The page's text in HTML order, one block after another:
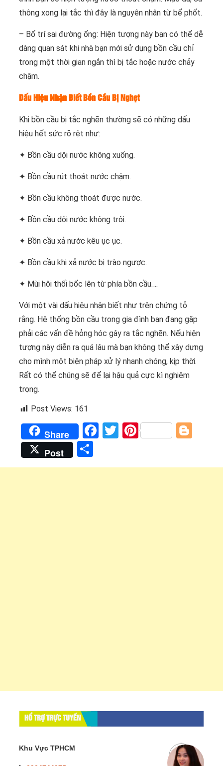
thông xong lại tắc thì đây là nguyên nhân từ bể phốt.
– Bố trí sai đường ống: Hiện tượng này bạn có thể dễ
dàng quan sát khi nhà bạn mới sử dụng bồn cầu chỉ
trong một thời gian ngắn thì bị tắc hoặc nước chảy
chậm.
Dấu Hiệu Nhận Biết Bồn Cầu Bị Nghẹt
Khi bồn cầu bị tắc nghẽn thường sẽ có những dấu
hiệu hết sức rõ rệt như:
✦ Bồn cầu dội nước không xuống.
✦ Bồn cầu rút thoát nước chậm.
✦ Bồn cầu không thoát được nước.
✦ Bồn cầu dội nước không trôi.
✦ Bồn cầu xả nước kêu ục ục.
✦ Bồn cầu khi xả nước bị trào ngược.
✦ Mùi hôi thối bốc lên từ phía bồn cầu….
Với một vài dấu hiệu nhận biết như trên chứng tỏ
rằng. Hệ thống bồn cầu trong gia đình bạn đang gặp
phải các vấn đề hỏng hóc gây ra tắc nghẽn. Nếu hiện
tượng này diễn ra quá lâu mà bạn không thể xây dựng
cho mình một biện pháp xử lý nhanh chóng, kịp thời.
Rất có thể chúng sẽ để lại hậu quả cực kì nghiêm
trọng.
Post Views: 161
Share Facebook
TwitterPinterest
Post
HỔ TRỢ TRỰC TUYẾN
Khu Vực TPHCM